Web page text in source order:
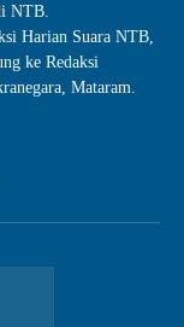
NTB.
Harian Suara NTB,
ke Redaksi
Mataram.